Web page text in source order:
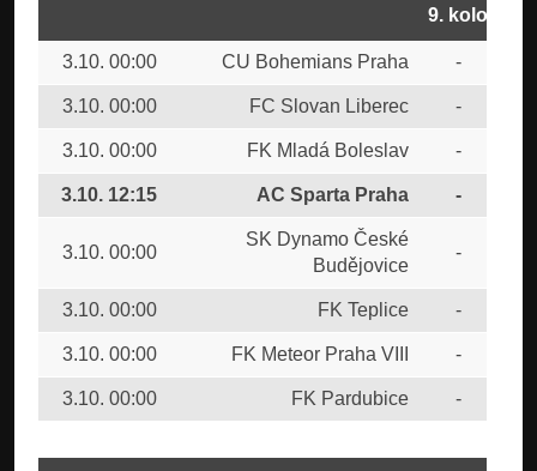
9. kolo
3.10. 00:00 CU Bohemians Praha -
3.10. 00:00 FC Slovan Liberec -
3.10. 00:00 FK Mladá Boleslav -
3.10. 12:15 AC Sparta Praha -
3.10. 00:00
SK Dynamo České
Budějovice
-
3.10. 00:00 FK Teplice -
3.10. 00:00 FK Meteor Praha VIII -
3.10. 00:00 FK Pardubice -